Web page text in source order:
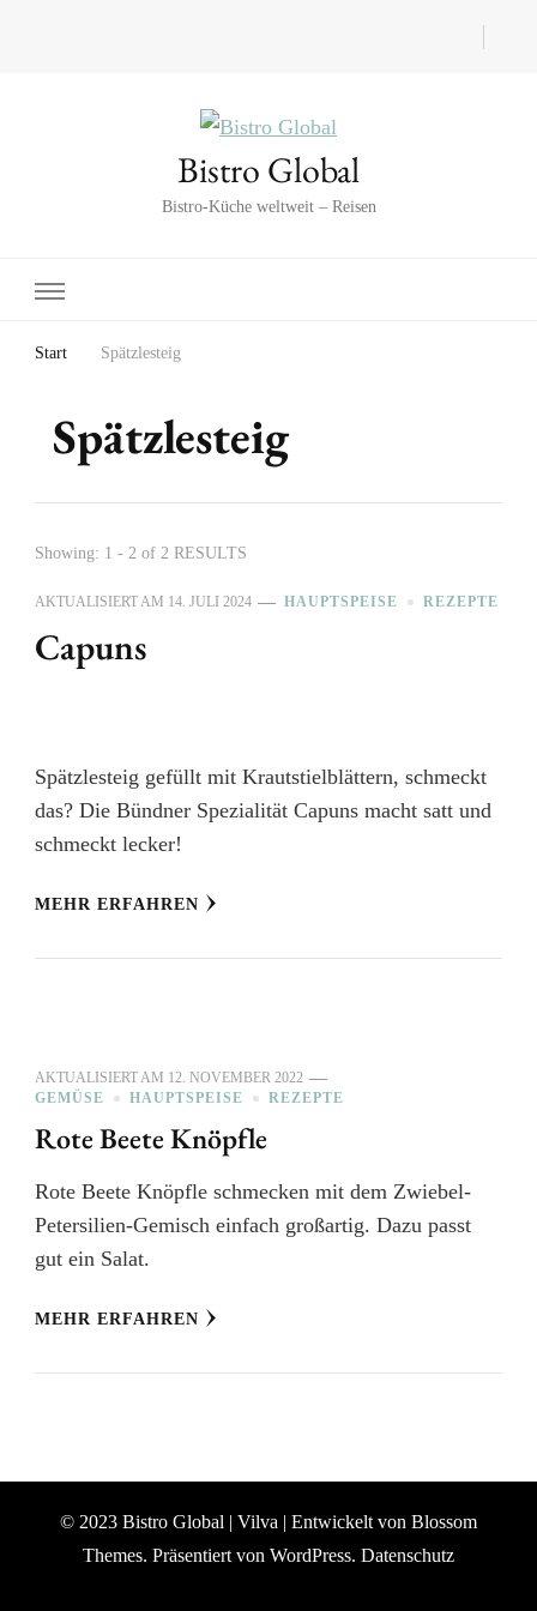
Bistro Global
Bistro-Küche weltweit – Reisen
Start Spätzlesteig
Spätzlesteig
Showing: 1 - 2 of 2 RESULTS
AKTUALISIERT AM 14. JULI 2024 HAUPTSPEISE REZEPTE
Capuns
Spätzlesteig gefüllt mit Krautstielblättern, schmeckt
das? Die Bündner Spezialität Capuns macht satt und
schmeckt lecker!
MEHR ERFAHREN
AKTUALISIERT AM 12. NOVEMBER 2022
GEMÜSE
HAUPTSPEISE REZEPTE
Rote Beete Knöpfle
Rote Beete Knöpfle schmecken mit dem Zwiebel-
Petersilien-Gemisch einfach großartig. Dazu passt
gut ein Salat.
MEHR ERFAHREN
© 2023 Bistro Global | Vilva | Entwickelt von Blossom
Themes. Präsentiert von WordPress. Datenschutz